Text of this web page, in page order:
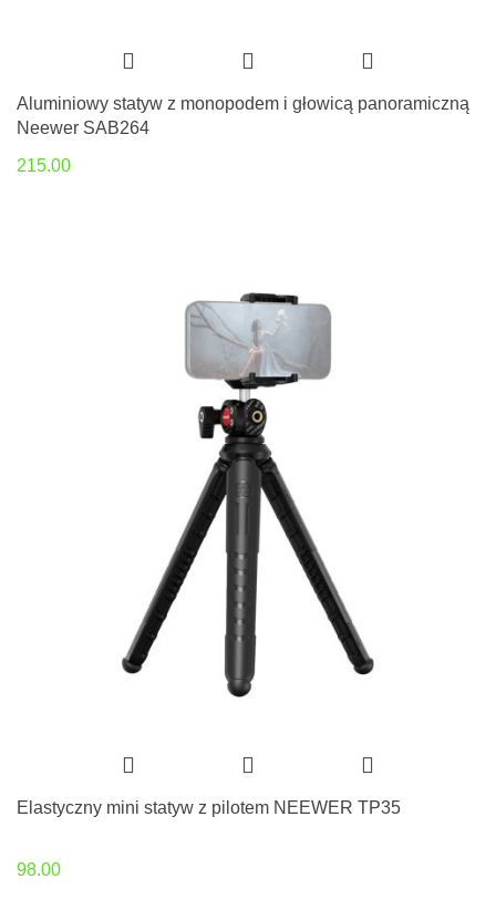
Aluminiowy statyw z monopodem i głowicą panoramiczną
Neewer SAB264
215.00
Elastyczny mini statyw z pilotem NEEWER TP35
98.00